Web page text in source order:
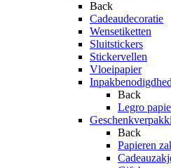
Back
Cadeaudecoratie
Wensetiketten
Sluitstickers
Stickervellen
Vloeipapier
Back
Legro
Back
Papieren